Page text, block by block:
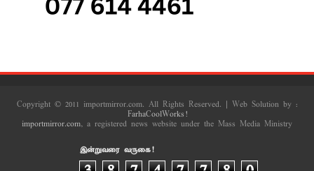
Copyright © 2011 importmirror.com. All Rights Reserved. | Web Solution by :
FarhaCoolWorks!
importmirror.com, a registered news website under the Mass Media Ministry
இன்றுவரை வருகை!